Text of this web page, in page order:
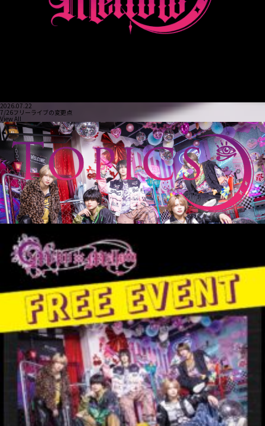
2026.07.22
7/26フリーライブの変更点
View All